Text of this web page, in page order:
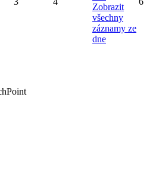
Zobrazit
všechny
záznamy ze
dne